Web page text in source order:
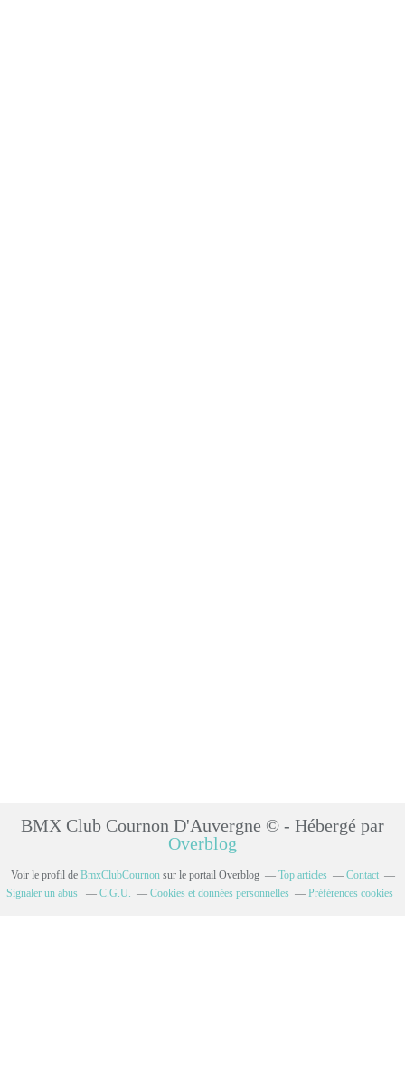
BMX Club Cournon D'Auvergne © - Hébergé par
Overblog
Voir le profil de BmxClubCournon sur le portail Overblog Top articles
Contact
Signaler un abus
C.G.U. Cookies et données personnelles Préférences cookies